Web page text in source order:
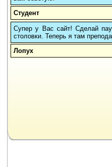
Студент
Супер у Вас сайт! Сделай
столовки. Теперь я там
Лопух